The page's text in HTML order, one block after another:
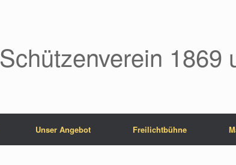
Schützenverein 1869
Unser Angebot Freilichtbühne